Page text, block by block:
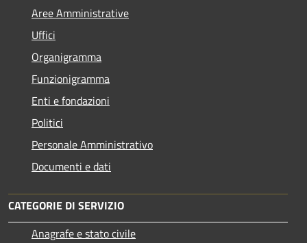
Aree Amministrative
Uffici
Organigramma
Funzionigramma
Enti e fondazioni
Politici
Personale Amministrativo
Documenti e dati
CATEGORIE DI SERVIZIO
Anagrafe e stato civile